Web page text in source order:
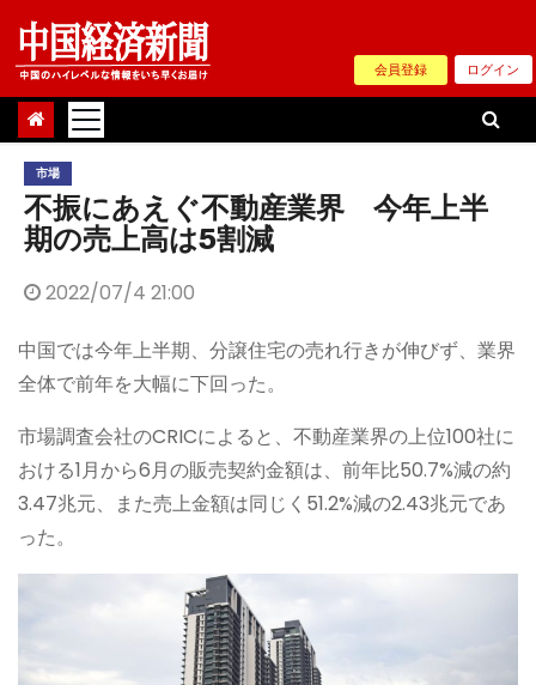
Skip
content
会員登録 ログイン
市場
不振にあえぐ不動産業界 今年上半
期の売上高は5割減
2022/07/4 21:00
中国では今年上半期、分譲住宅の売れ行きが伸びず、業界
全体で前年を大幅に下回った。
市場調査会社のCRICによると、不動産業界の上位100社に
おける1月から6月の販売契約金額は、前年比50.7%減の約
3.47兆元、また売上金額は同じく51.2%減の2.43兆元であ
った。